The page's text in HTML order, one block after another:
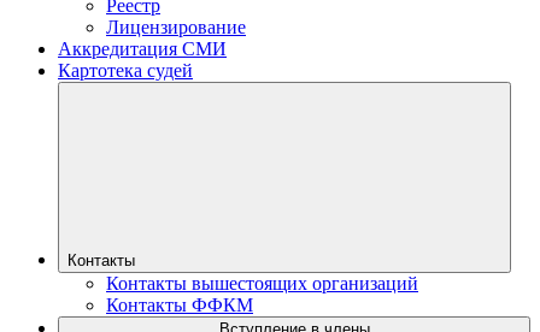
Реестр
Лицензирование
Аккредитация СМИ
Картотека судей
Контакты
Контакты вышестоящих организаций
Контакты ФФКМ